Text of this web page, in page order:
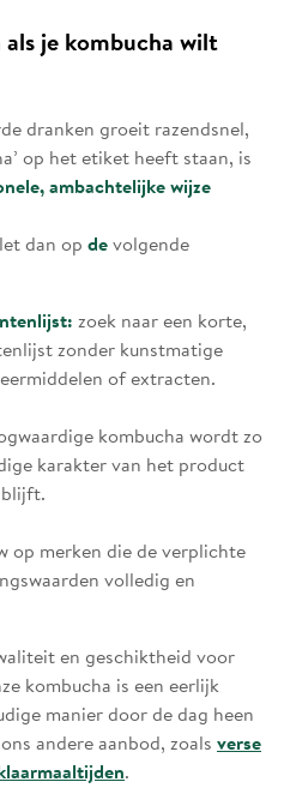
je kombucha wilt
dranken groeit razendsnel,
op het etiket heeft staan, is
ambachtelijke wijze
dan op devolgende
zoek naar een korte,
zonder kunstmatige
of extracten.
kombucha wordt zo
karakter van het product
op merken die de verplichte
volledig en
en geschiktheid voor
kombucha is een eerlijk
manier door de dag heen
andere aanbod, zoals verse
.